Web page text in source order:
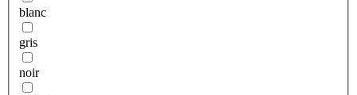
blanc
gris
noir